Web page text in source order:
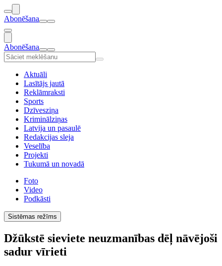
Abonēšana
Abonēšana
Aktuāli
Lasītājs jautā
Reklāmraksti
Sports
Dzīvesziņa
Kriminālziņas
Latvija un pasaulē
Redakcijas sleja
Veselība
Projekti
Tukumā un novadā
Foto
Video
Podkāsti
Sistēmas režīms
Džūkstē sieviete neuzmanības dēļ nāvējoši
sadur vīrieti